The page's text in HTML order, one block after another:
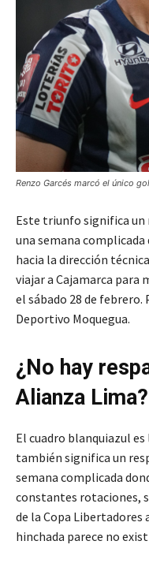
Renzo Garcés marcó el único
Este triunfo significa un
una semana
hacia la dirección
viajar a Cajamarca para
el sábado 28 de febrero.
Deportivo Moquegua.
¿No hay
Alianza Lima?
El cuadro blanquiazul
también significa un
semana complicada
constantes rotaciones,
de la Copa Libertadores
hinchada parece no